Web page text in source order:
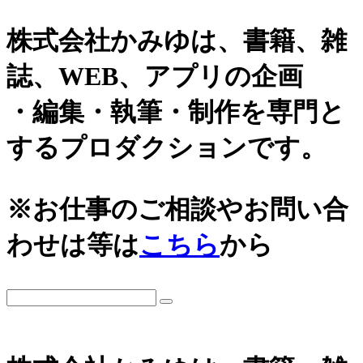
株式会社かみゆは、書籍、雑
誌、WEB、アプリの企画
・編集・執筆・制作を専門と
するプロダクションです。
※お仕事のご相談やお問い合
わせは等はこちらから